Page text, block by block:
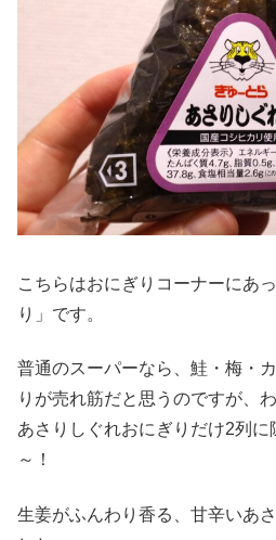
こちらはおにぎりコーナーにあ
り」です。
普通のスーパーなら、鮭・梅・
りが売れ筋だと思うのですが、
あさりしぐれおにぎりだけ2列
～！
生姜がふんわり香る、甘辛いあ